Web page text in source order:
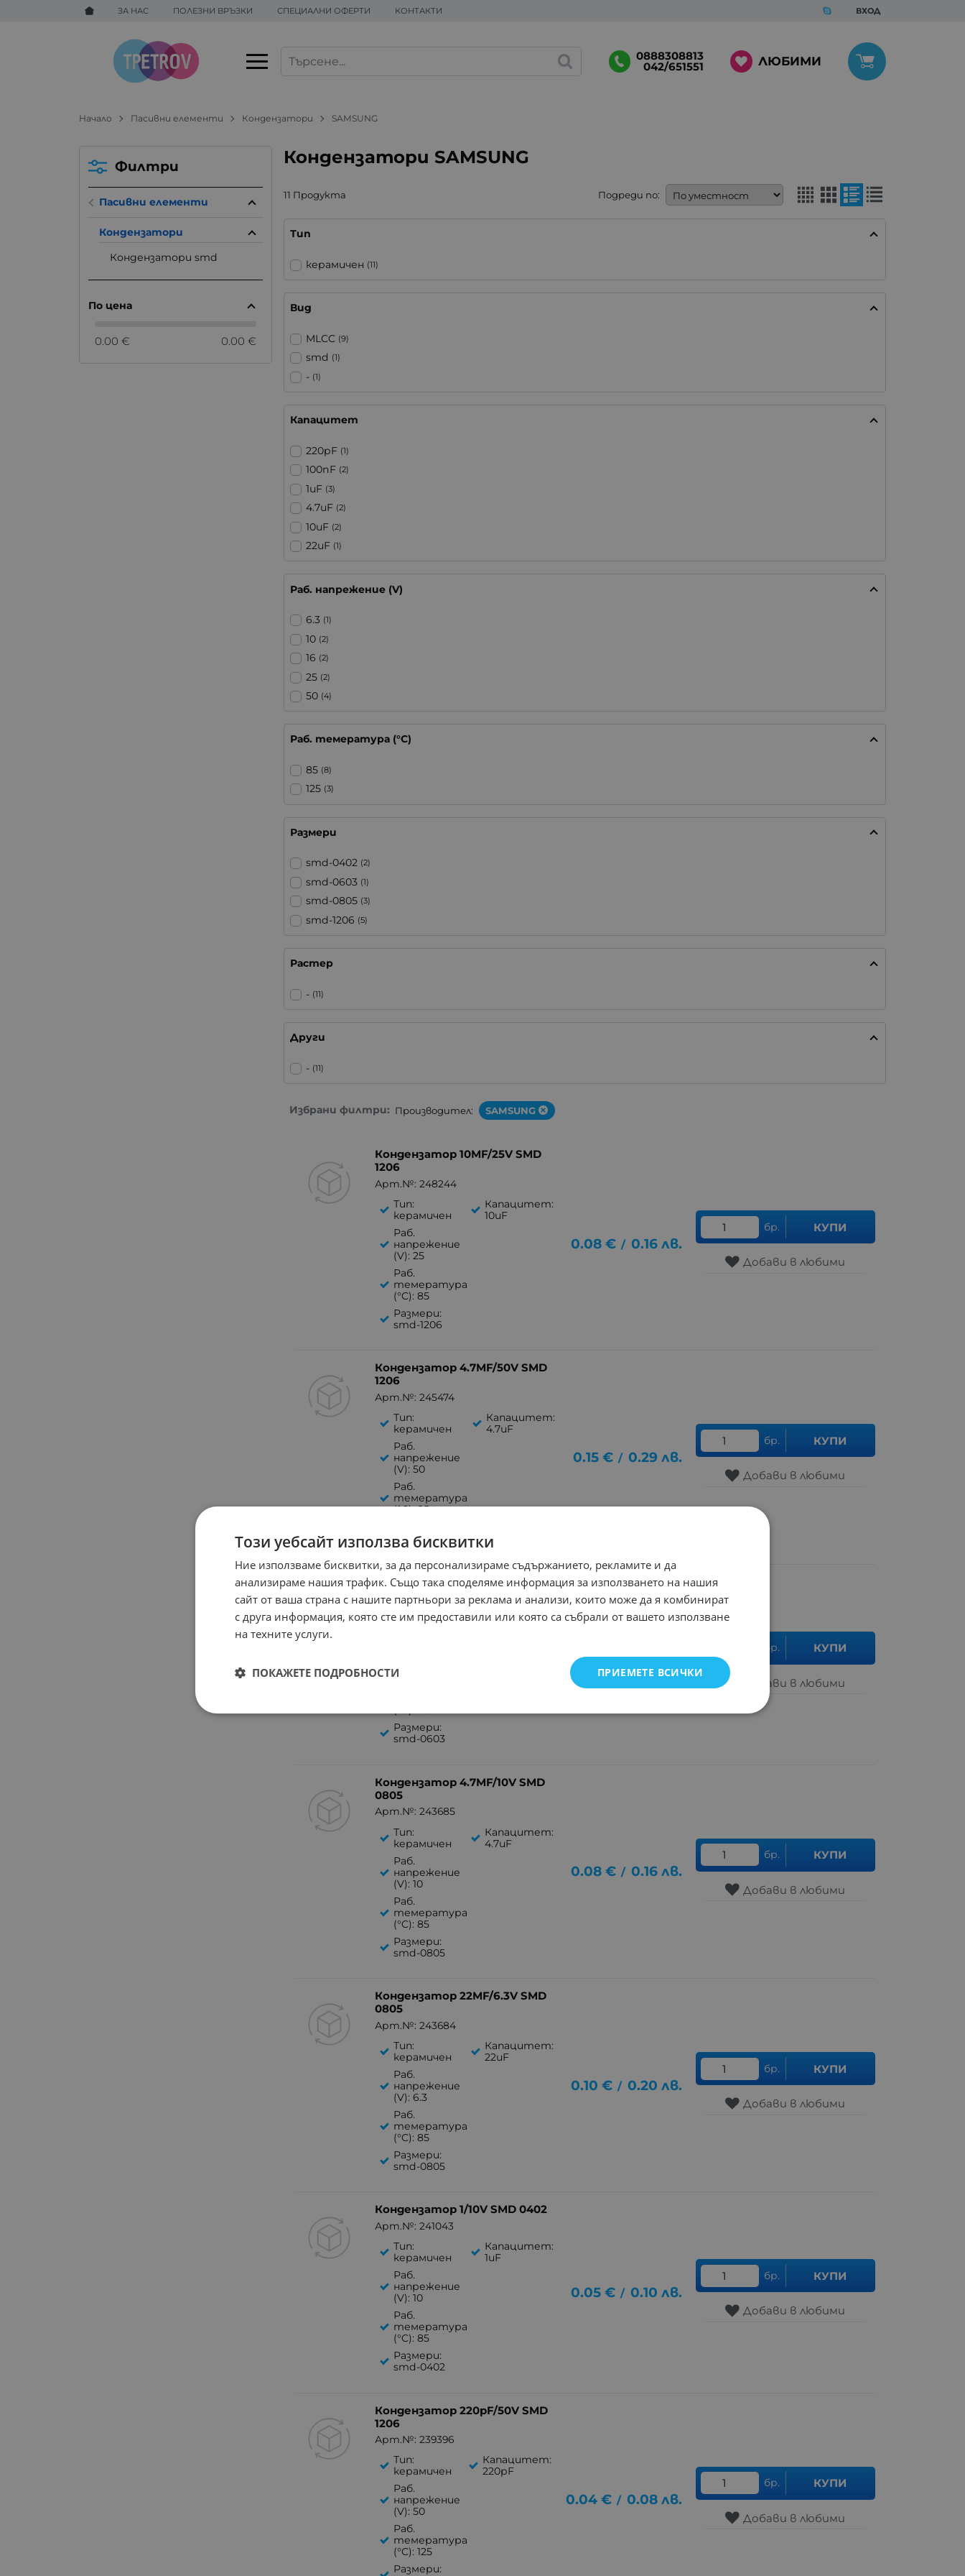
ЗА НАС ПОЛЕЗНИ ВРЪЗКИ СПЕЦИАЛНИ ОФЕРТИ КОНТАКТИ ВХОД
0888308813
042/651551 ЛЮБИМИ
Начало Пасивни елементи Кондензатори SAMSUNG
Кондензатори SAMSUNG
11 Продукта Подреди по:
Тип
керамичен (11)
Вид
MLCC (9)
smd (1)
- (1)
Капацитет
220pF (1)
100nF (2)
1uF (3)
4.7uF (2)
10uF (2)
22uF (1)
Раб. напрежение (V)
6.3 (1)
10 (2)
16 (2)
25 (2)
50 (4)
Раб. темература (°C)
85 (8)
125 (3)
Размери
smd-0402 (2)
smd-0603 (1)
smd-0805 (3)
smd-1206 (5)
Растер
- (11)
Други
- (11)
Избрани филтри: Производител: SAMSUNG
Кондензатор 10MF/25V SMD
1206
Арт.№: 248244
Тип:
керамичен
Капацитет:
10uF
Раб.
напрежение
(V): 25
Раб.
темература
(°C): 85
Размери:
smd-1206
0.08 € / 0.16 лв.
бр. КУПИ
Добави в любими
Кондензатор 4.7MF/50V SMD
1206
Арт.№: 245474
Тип:
керамичен
Капацитет:
4.7uF
Раб.
напрежение
(V): 50
Раб.
темература
(°C): 85
smd-1206
0.15 € / 0.29 лв.
бр. КУПИ
Добави в любими
Кондензатор 100NF/16V SMD
Арт.№: 243687
Тип:
Капацитет:
(V): 16
Размери:
smd-0603
0.05
бр. КУПИ
Добави в любими
Кондензатор 4.7MF/10V SMD
0805
Арт.№: 243685
Тип:
керамичен
Капацитет:
4.7uF
Раб.
напрежение
(V): 10
Раб.
темература
(°C): 85
Размери:
smd-0805
0.08 € / 0.16 лв.
бр. КУПИ
Добави в любими
Кондензатор 22MF/6.3V SMD
0805
Арт.№: 243684
Тип:
керамичен
Капацитет:
22uF
Раб.
напрежение
(V): 6.3
Раб.
темература
(°C): 85
Размери:
smd-0805
0.10 € / 0.20 лв.
бр. КУПИ
Добави в любими
Кондензатор 1/10V SMD 0402
Арт.№: 241043
Тип:
керамичен
Капацитет:
1uF
Раб.
напрежение
(V): 10
Раб.
темература
(°C): 85
Размери:
smd-0402
0.05 € / 0.10 лв.
бр. КУПИ
Добави в любими
Кондензатор 220pF/50V SMD
1206
Арт.№: 239396
Тип:
керамичен
Капацитет:
220pF
Раб.
напрежение
(V): 50
Раб.
темература
(°C): 125
Размери:
0.04 € / 0.08 лв.
бр. КУПИ
Добави в любими
Филтри
Пасивни елементи
Кондензатори
Кондензатори smd
По цена
0.00 € 0.00 €
Този уебсайт използва бисквитки
Ние използваме бисквитки, за да персонализираме съдържанието, рекламите и да
анализираме нашия трафик. Също така споделяме информация за използването на нашия
сайт от ваша страна с нашите партньори за реклама и анализи, които може да я комбинират
с друга информация, която сте им предоставили или която са събрали от вашето използване
на техните услуги.
ПРИЕМЕТЕ ВСИЧКИ
ПОКАЖЕТЕ ПОДРОБНОСТИ